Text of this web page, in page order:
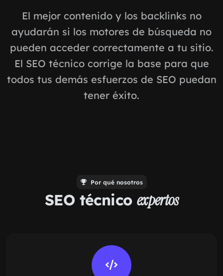
El mejor contenido y los backlinks no
ayudarán si los motores de búsqueda no
pueden acceder correctamente a tu sitio.
El SEO técnico corrige la base para que
todos tus demás esfuerzos de SEO puedan
tener éxito.
Por qué nosotros
SEO técnico expertos